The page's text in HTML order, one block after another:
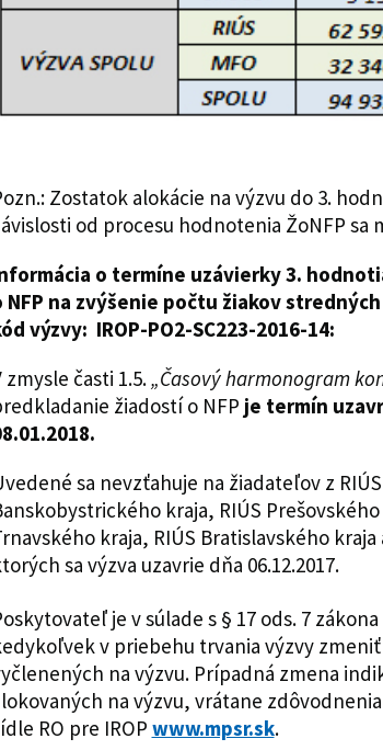
Zostatok alokácie na výzvu do 3.
od procesu hodnotenia ŽoNFP sa
o termíne uzávierky 3.
NFP na zvýšenie počtu žiakov
výzvy: IROP-PO2-SC223-2016-14:
zmysle časti 1.5.„Časový harmonogram
žiadostí o NFP je termín
sa nevzťahuje na žiadateľov z
kraja, RIÚS
kraja, RIÚS Bratislavského
sa výzva uzavrie dňa 06.12.2017.
je v súlade s § 17 ods. 7
v priebehu trvania výzvy
na výzvu. Prípadná zmena
na výzvu, vrátane
RO pre IROP www.mpsr.sk.